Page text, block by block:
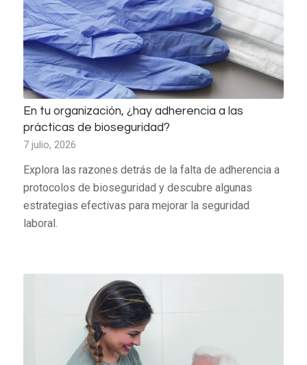
En tu organización, ¿hay adherencia a las
prácticas de bioseguridad?
7 julio, 2026
Explora las razones detrás de la falta de adherencia a
protocolos de bioseguridad y descubre algunas
estrategias efectivas para mejorar la seguridad
laboral.